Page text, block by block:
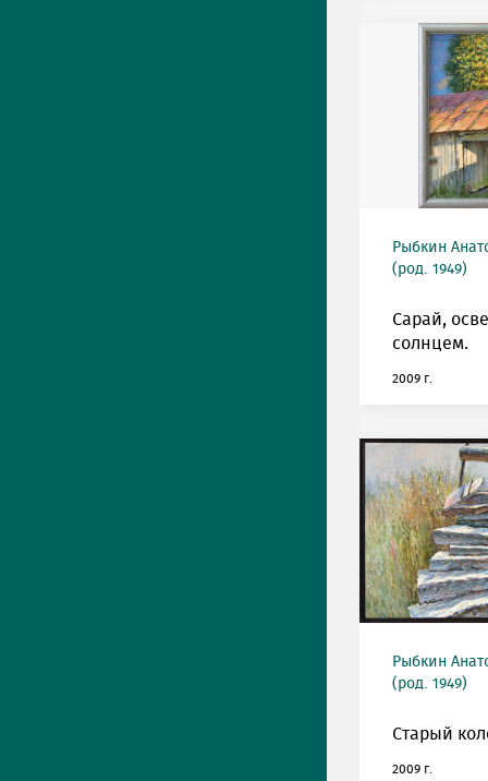
Рыбкин
(род. 1949)
Сарай,
солнцем.
2009 г.
Рыбкин
(род. 1949)
Старый
2009 г.